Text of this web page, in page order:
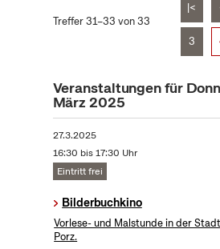
Treffer 31–33 von 33
|<
3
Veranstaltungen für
März 2025
27.3.2025
16:30 bis 17:30 Uhr
Eintritt frei
Bilderbuchkino
Vorlese- und Malstunde in der
Porz.